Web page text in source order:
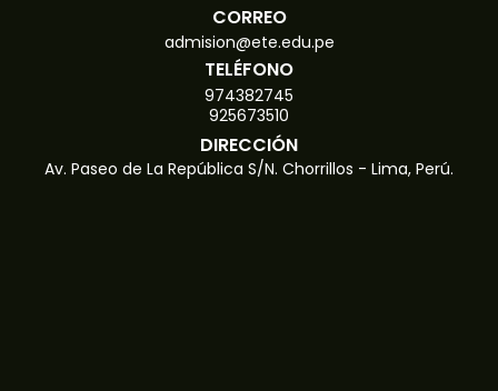
CORREO
admision@ete.edu.pe
TELÉFONO
974382745
925673510
DIRECCIÓN
Av. Paseo de La República S/N. Chorrillos - Lima, Perú.